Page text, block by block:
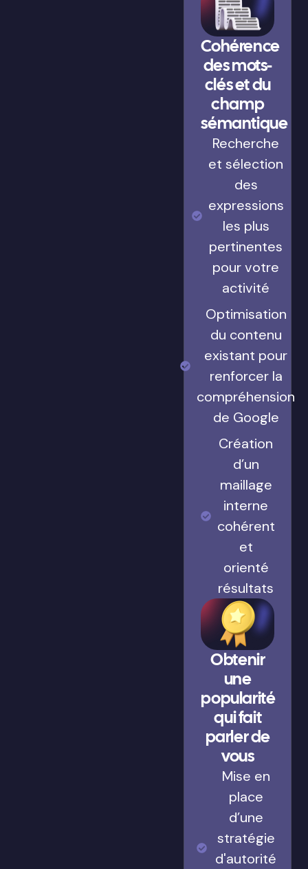
Cohérence
des mots-
clés et du
champ
sémantique
Recherche
et sélection
des
expressions
les plus
pertinentes
pour votre
activité
Optimisation
du contenu
existant pour
renforcer la
compréhension
de Google
Création
d’un
maillage
interne
cohérent
et
orienté
résultats
Obtenir
une
popularité
qui fait
parler de
vous
Mise en
place
d’une
stratégie
d'autorité